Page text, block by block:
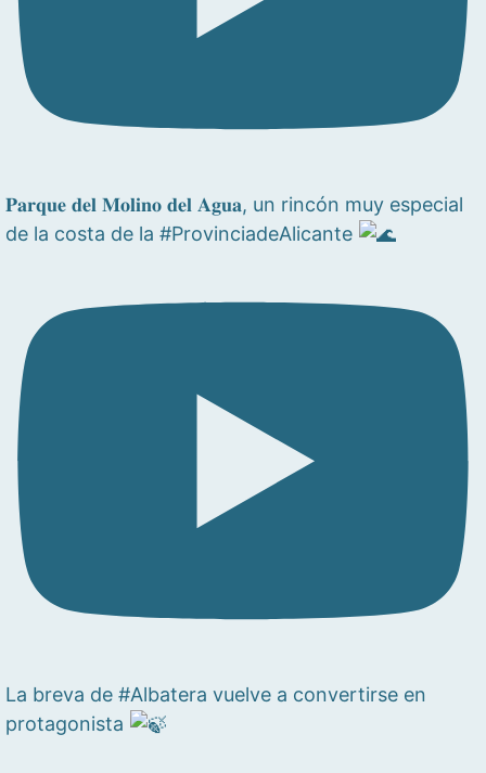
𝐏𝐚𝐫𝐪𝐮𝐞 𝐝𝐞𝐥 𝐌𝐨𝐥𝐢𝐧𝐨 𝐝𝐞𝐥 𝐀𝐠𝐮𝐚, un rincón muy especial
de la costa de la #ProvinciadeAlicante
La breva de #Albatera vuelve a convertirse en
protagonista